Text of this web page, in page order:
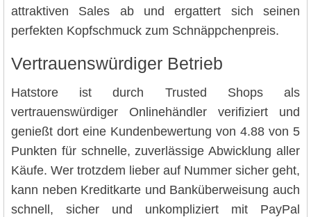
attraktiven Sales ab und ergattert sich seinen
perfekten Kopfschmuck zum Schnäppchenpreis.
Vertrauenswürdiger Betrieb
Hatstore ist durch Trusted Shops als
vertrauenswürdiger Onlinehändler verifiziert und
genießt dort eine Kundenbewertung von 4.88 von 5
Punkten für schnelle, zuverlässige Abwicklung aller
Käufe. Wer trotzdem lieber auf Nummer sicher geht,
kann neben Kreditkarte und Banküberweisung auch
schnell, sicher und unkompliziert mit PayPal